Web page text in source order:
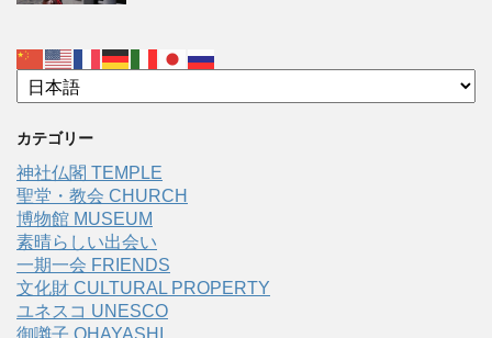
カテゴリー
神社仏閣 TEMPLE
聖堂・教会 CHURCH
博物館 MUSEUM
素晴らしい出会い
一期一会 FRIENDS
文化財 CULTURAL PROPERTY
ユネスコ UNESCO